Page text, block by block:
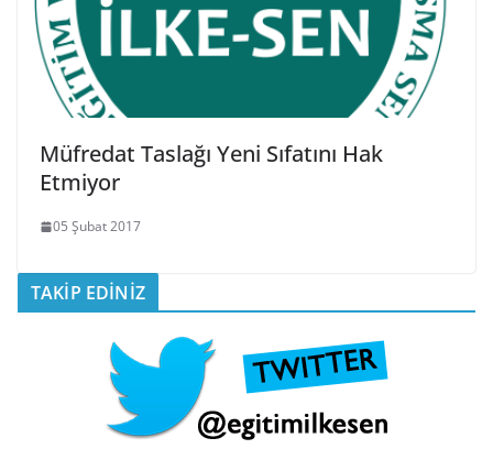
Müfredat Taslağı Yeni Sıfatını Hak
Etmiyor
05 Şubat 2017
TAKİP EDİNİZ